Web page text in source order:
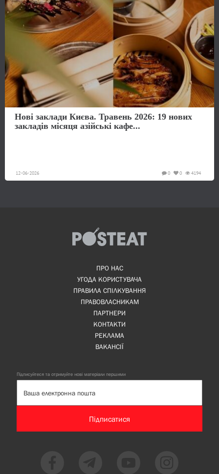
Нові заклади Києва. Травень 2026: 19 нових
закладів місяця азійські кафе...
12-06-2026 4194
0
0
ПРО НАС
УГОДА КОРИСТУВАЧА
ПРАВИЛА СПІЛКУВАННЯ
ПРАВОВЛАСНИКАМ
ПАРТНЕРИ
КОНТАКТИ
РЕКЛАМА
ВАКАНСІЇ
Підписуйтеся та отримуйте нові матеріали першими
Підписатися